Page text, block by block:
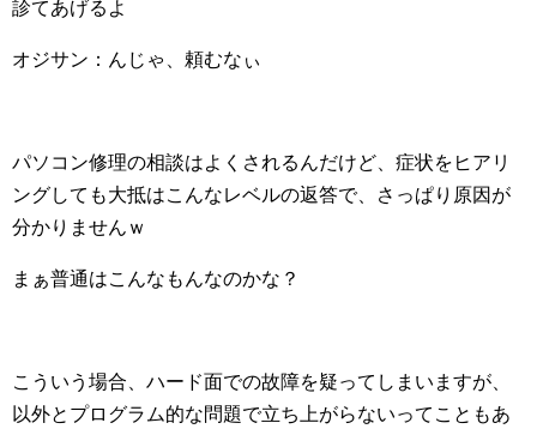
診てあげるよ
オジサン：んじゃ、頼むなぃ
パソコン修理の相談はよくされるんだけど、症状をヒアリ
ングしても大抵はこんなレベルの返答で、さっぱり原因が
分かりませんｗ
まぁ普通はこんなもんなのかな？
こういう場合、ハード面での故障を疑ってしまいますが、
以外とプログラム的な問題で立ち上がらないってこともあ